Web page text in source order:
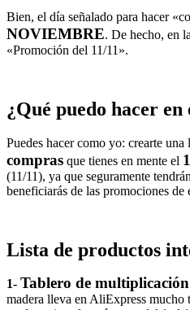
Bien, el día señalado para hacer
NOVIEMBRE. De hecho, en
«Promoción del 11/11».
¿Qué puedo hacer
Puedes hacer como yo: crearte una
compras que tienes en mente el
(11/11), ya que seguramente
beneficiarás de las promociones de
Lista de productos
1- Tablero de multiplicación
madera lleva en AliExpress mucho